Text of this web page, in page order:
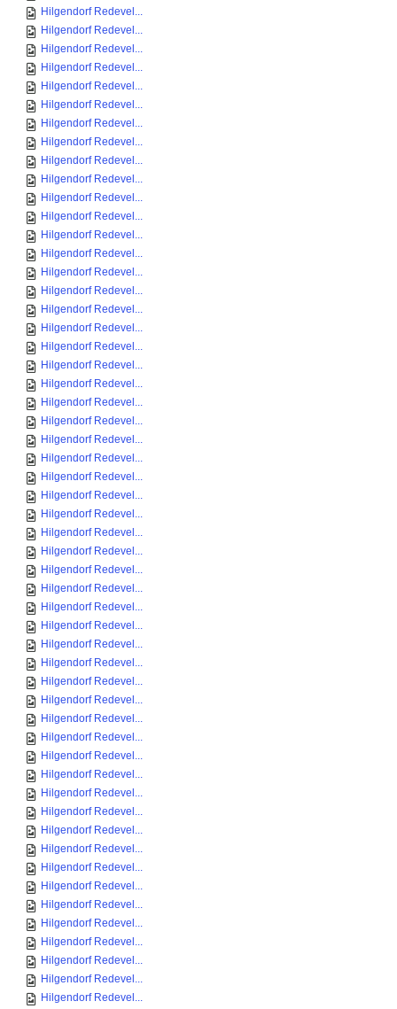
Hilgendorf Redevel...
Hilgendorf Redevel...
Hilgendorf Redevel...
Hilgendorf Redevel...
Hilgendorf Redevel...
Hilgendorf Redevel...
Hilgendorf Redevel...
Hilgendorf Redevel...
Hilgendorf Redevel...
Hilgendorf Redevel...
Hilgendorf Redevel...
Hilgendorf Redevel...
Hilgendorf Redevel...
Hilgendorf Redevel...
Hilgendorf Redevel...
Hilgendorf Redevel...
Hilgendorf Redevel...
Hilgendorf Redevel...
Hilgendorf Redevel...
Hilgendorf Redevel...
Hilgendorf Redevel...
Hilgendorf Redevel...
Hilgendorf Redevel...
Hilgendorf Redevel...
Hilgendorf Redevel...
Hilgendorf Redevel...
Hilgendorf Redevel...
Hilgendorf Redevel...
Hilgendorf Redevel...
Hilgendorf Redevel...
Hilgendorf Redevel...
Hilgendorf Redevel...
Hilgendorf Redevel...
Hilgendorf Redevel...
Hilgendorf Redevel...
Hilgendorf Redevel...
Hilgendorf Redevel...
Hilgendorf Redevel...
Hilgendorf Redevel...
Hilgendorf Redevel...
Hilgendorf Redevel...
Hilgendorf Redevel...
Hilgendorf Redevel...
Hilgendorf Redevel...
Hilgendorf Redevel...
Hilgendorf Redevel...
Hilgendorf Redevel...
Hilgendorf Redevel...
Hilgendorf Redevel...
Hilgendorf Redevel...
Hilgendorf Redevel...
Hilgendorf Redevel...
Hilgendorf Redevel...
Hilgendorf Redevel...